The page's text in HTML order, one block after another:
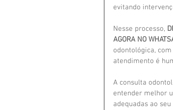
evitando
Nesse processo,
AGORA NO
odontológica,
atendimento é
A consulta
entender melhor
adequadas ao